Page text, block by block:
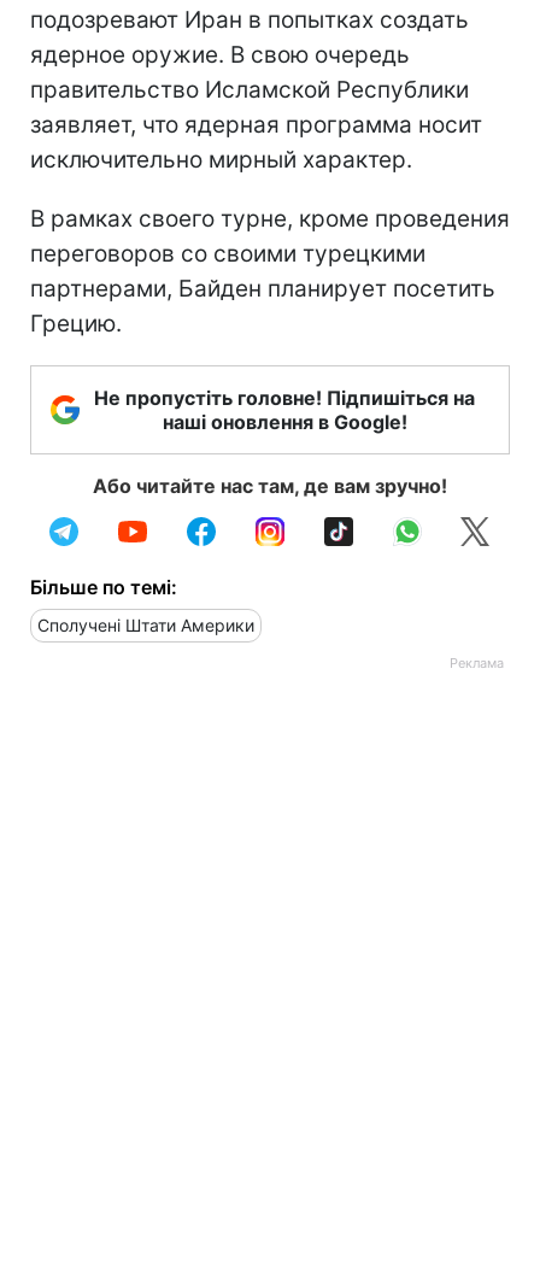
подозревают Иран в попытках создать
ядерное оружие. В свою очередь
правительство Исламской Республики
заявляет, что ядерная программа носит
исключительно мирный характер.
В рамках своего турне, кроме проведения
переговоров со своими турецкими
партнерами, Байден планирует посетить
Грецию.
Не пропустіть головне! Підпишіться на
наші оновлення в Google!
Або читайте нас там, де вам зручно!
Більше по темі:
Сполучені Штати Америки